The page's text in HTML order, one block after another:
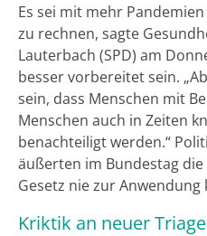
Es sei mit mehr
zu rechnen, sagte
Lauterbach (SPD) am
besser vorbereitet sein.
sein, dass Menschen mit
Menschen auch in Zeiten
benachteiligt werden.“
äußerten im Bundestag
Gesetz nie zur Anwendung
Kriktik an neuer